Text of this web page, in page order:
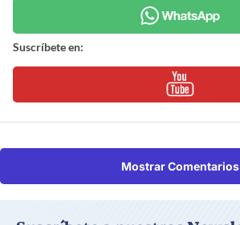
Suscríbete en:
Mostrar Comentarios